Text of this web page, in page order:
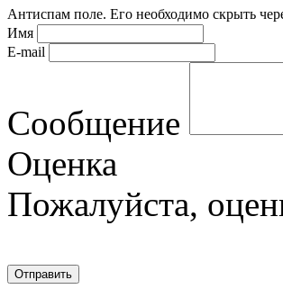
Антиспам поле. Его необходимо скрыть
Имя
E-mail
Сообщение
Оценка
Пожалуйста,